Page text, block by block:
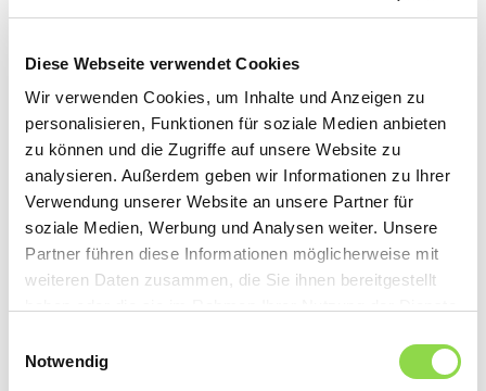
Diese Webseite verwendet Cookies
Wir verwenden Cookies, um Inhalte und Anzeigen zu
personalisieren, Funktionen für soziale Medien anbieten
zu können und die Zugriffe auf unsere Website zu
analysieren. Außerdem geben wir Informationen zu Ihrer
Verwendung unserer Website an unsere Partner für
soziale Medien, Werbung und Analysen weiter. Unsere
Partner führen diese Informationen möglicherweise mit
weiteren Daten zusammen, die Sie ihnen bereitgestellt
Notwendig